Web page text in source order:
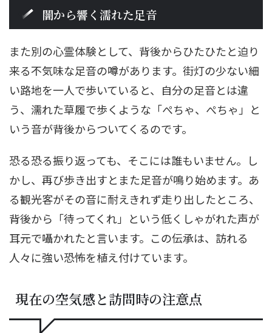
闇から響く濡れた足音
また別の心霊体験として、背後からひたひたと迫り
来る不気味な足音の噂があります。街灯の少ない細
い路地を一人で歩いていると、自分の足音とは違
う、濡れた草履で歩くような「ぺちゃ、ぺちゃ」と
いう音が背後からついてくるのです。
恐る恐る振り返っても、そこには誰もいません。し
かし、再び歩き出すとまた足音が鳴り始めます。あ
る観光客がその音に耐えきれず走り出したところ、
背後から「待ってくれ」という低くしゃがれた声が
耳元で囁かれたと言います。この伝承は、訪れる
人々に強い恐怖を植え付けています。
現在の空気感と訪問時の注意点